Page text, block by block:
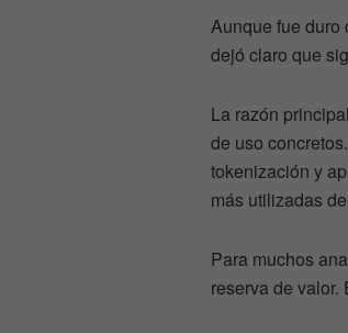
Aunque fue duro
dejó claro que
La razón
de uso
tokenización y
más utilizadas
Para muchos
reserva de valor.